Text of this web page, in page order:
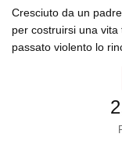
Cresciuto da un
per costruirsi una
passato violento lo